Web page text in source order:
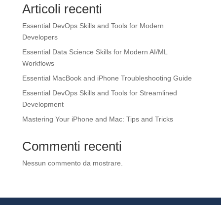
Articoli recenti
Essential DevOps Skills and Tools for Modern
Developers
Essential Data Science Skills for Modern AI/ML
Workflows
Essential MacBook and iPhone Troubleshooting Guide
Essential DevOps Skills and Tools for Streamlined
Development
Mastering Your iPhone and Mac: Tips and Tricks
Commenti recenti
Nessun commento da mostrare.